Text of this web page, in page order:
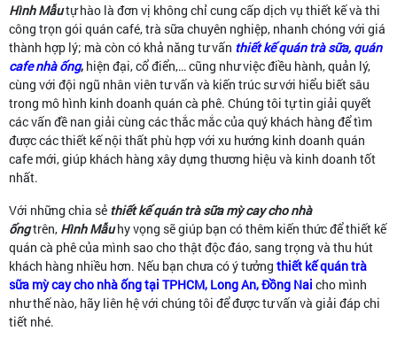
Hình Mẫutự hào là đơn vị không chỉ cung cấp dịch vụ thiết kế và thi
công trọn gói quán café, trà sữa chuyên nghiệp, nhanh chóng với giá
thành hợp lý; mà còn có khả năng tư vấn thiết kế quán trà sữa, quán
cafe nhà ống, hiện đại, cổ điển,… cũng như việc điều hành, quản lý,
cùng với đội ngũ nhân viên tư vấn và kiến trúc sư với hiểu biết sâu
trong mô hình kinh doanh quán cà phê. Chúng tôi tự tin giải quyết
các vấn đề nan giải cùng các thắc mắc của quý khách hàng để tìm
được các thiết kế nội thất phù hợp với xu hướng kinh doanh quán
cafe mới, giúp khách hàng xây dựng thương hiệu và kinh doanh tốt
nhất.
Với những chia sẻ thiết kế quán trà sữa mỳ cay cho nhà
ốngtrên, Hình Mẫuhy vọng sẽ giúp bạn có thêm kiến thức để thiết kế
quán cà phê của mình sao cho thật độc đáo, sang trọng và thu hút
khách hàng nhiều hơn. Nếu bạn chưa có ý tưởng thiết kế quán trà
sữa mỳ cay cho nhà ống tại TPHCM, Long An, Đồng Nai cho mình
như thế nào, hãy liên hệ với chúng tôi để được tư vấn và giải đáp chi
tiết nhé.